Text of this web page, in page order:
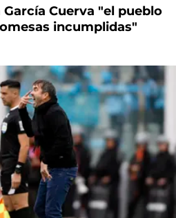
García Cuerva "el pueblo
incumplidas"